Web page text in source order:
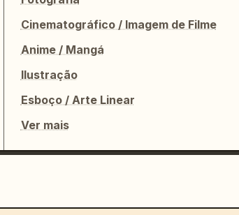
Cinematográfico / Imagem de Filme
Anime / Mangá
Ilustração
Esboço / Arte Linear
Ver mais